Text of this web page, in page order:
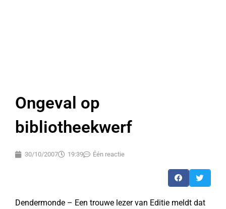
Ongeval op
bibliotheekwerf
30/10/2007 19:39 Één reactie
Dendermonde – Een trouwe lezer van Editie meldt dat